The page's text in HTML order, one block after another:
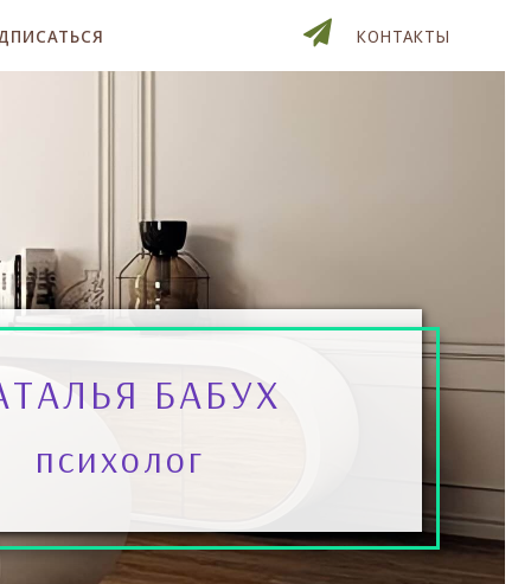
КОНТАКТЫ
БАБУХ
психолог